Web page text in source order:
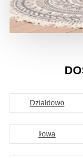
Działdowo
Iłowa